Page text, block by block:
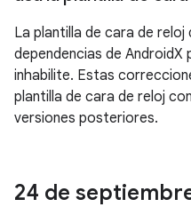
La plantilla de cara de
dependencias de
inhabilite. Estas
plantilla de cara de reloj
versiones posteriores.
24 de